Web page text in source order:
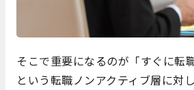
そこで重要になるのが「すぐに転
という転職ノンアクティブ層に対